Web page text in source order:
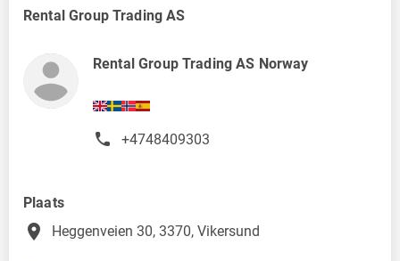
Rental Group Trading AS
Rental Group Trading AS Norway
+4748409303
Plaats
place Heggenveien 30, 3370, Vikersund